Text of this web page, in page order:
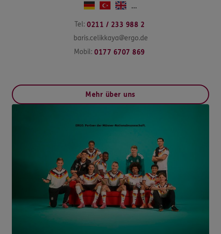
…
Tel: 0211 / 233 988 2
baris.celikkaya@ergo.de
Mobil: 0177 6707 869
Mehr über uns